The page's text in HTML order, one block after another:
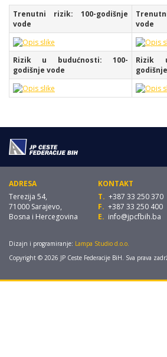
Trenutni rizik: 100-godišnje
vode
vode
Rizik u budućnosti: 100-
godišnje vode
Rizik
ADRESA
Terezija 54,
71000 Sarajevo,
Bosna i Hercegovina
KONTAKT
T. +387 33 250 370
F. +387 33 250 400
E. info@jpcfbih.ba
Dizajn i programiranje: Lampa Studio d.o.o.
Copyright © 2026 JP Ceste Federacije BiH. Sva prava